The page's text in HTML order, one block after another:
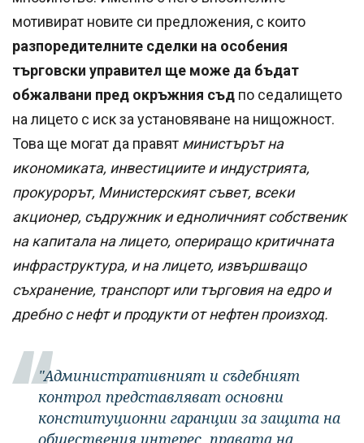
мотивират новите си предложения, с които
разпоредителните сделки на особения
търговски управител ще може да бъдат
обжалвани пред окръжния съд по седалището
на лицето с иск за установяване на нищожност.
Това ще могат да правят министърът на
икономиката, инвестициите и индустрията,
прокурорът, Министерският съвет, всеки
акционер, съдружник и едноличният собственик
на капитала на лицето, опериращо критичната
инфраструктура, и на лицето, извършващо
съхранение, транспорт или търговия на едро и
дребно с нефт и продукти от нефтен произход.
"Административният и съдебният
контрол представляват основни
конституционни гаранции за защита на